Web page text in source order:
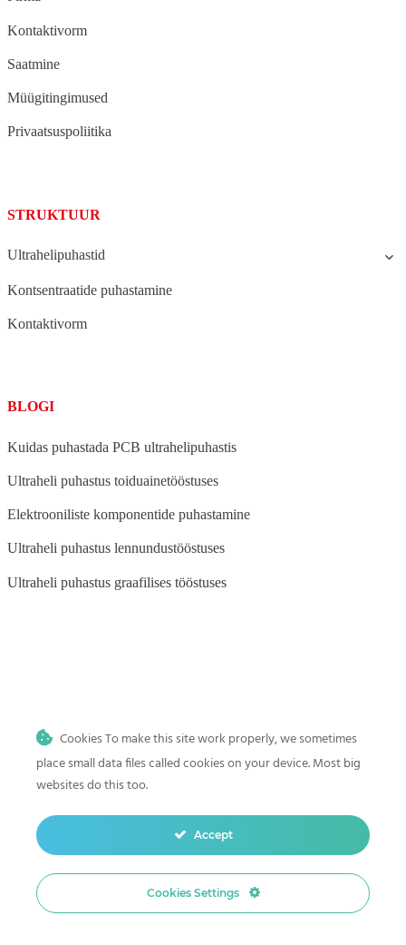
Kontaktivorm
Saatmine
Müügitingimused
Privaatsuspoliitika
STRUKTUUR
Ultrahelipuhastid
Kontsentraatide puhastamine
Kontaktivorm
BLOGI
Kuidas puhastada PCB ultrahelipuhastis
Ultraheli puhastus toiduainetööstuses
Elektrooniliste komponentide puhastamine
Ultraheli puhastus lennundustööstuses
Ultraheli puhastus graafilises tööstuses
Ultraheli puhastus meditsiini-, tätoveeringu- ja hambaravi
kliinikutele
Ultraheli puhastus kodus
Mis on ultraheli puhastus? Sügava ja täpse puhastuse teaduslik alus
Ultraheli puhastamine hambaravi instrumendid
Cookies To make this site work properly, we sometimes
place small data files called cookies on your device. Most big
websites do this too.
Accept
Cookies Settings